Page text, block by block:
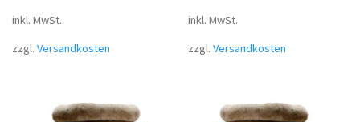
inkl. MwSt.
zzgl. Versandkosten
inkl. MwSt.
zzgl. Versandkosten